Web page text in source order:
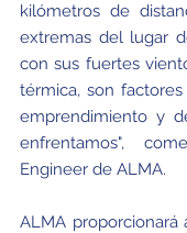
kilómetros de
extremas del lugar
con sus fuertes
térmica, son
emprendimiento y
enfrentamos",
Engineer de ALMA.
ALMA